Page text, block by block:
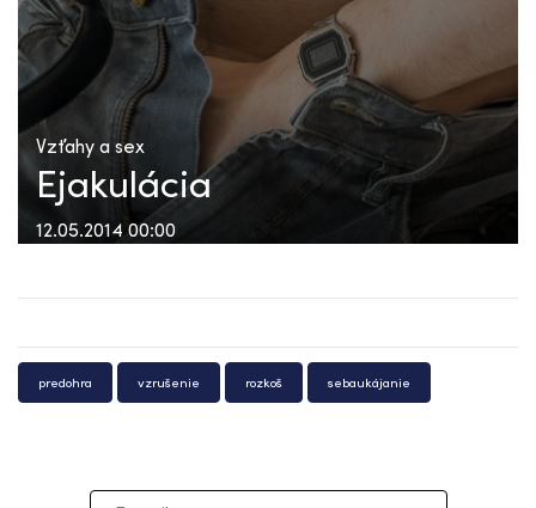
Vzťahy a sex
Ejakulácia
12.05.2014 00:00
predohra vzrušenie rozkoš sebaukájanie